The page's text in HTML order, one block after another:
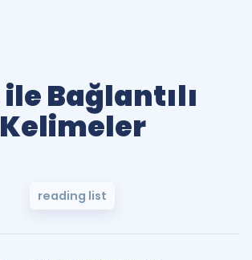
ile Bağlantılı
Kelimeler
reading list